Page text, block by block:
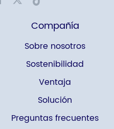
Compañía
Sobre nosotros
Sostenibilidad
Ventaja
Solución
Preguntas frecuentes